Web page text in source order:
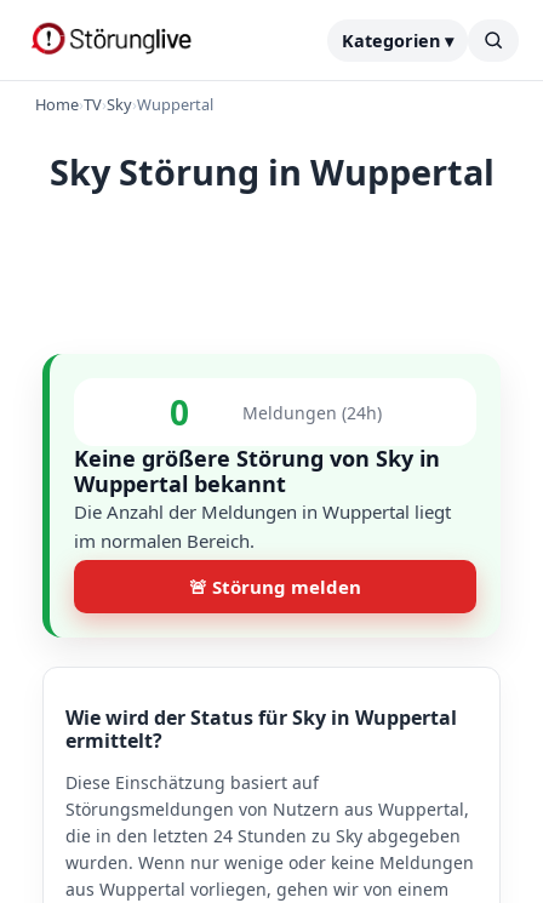
Kategorien ▾
Home›TV›Sky›Wuppertal
Sky Störung in Wuppertal
0 Meldungen (24h)
Keine größere Störung von Sky in
Wuppertal bekannt
Die Anzahl der Meldungen in Wuppertal liegt
im normalen Bereich.
🚨 Störung melden
Wie wird der Status für Sky in Wuppertal
ermittelt?
Diese Einschätzung basiert auf
Störungsmeldungen von Nutzern aus Wuppertal,
die in den letzten 24 Stunden zu Sky abgegeben
wurden. Wenn nur wenige oder keine Meldungen
aus Wuppertal vorliegen, gehen wir von einem